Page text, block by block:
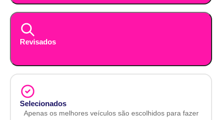
Revisados
Selecionados
Apenas os melhores veículos são escolhidos para fazer